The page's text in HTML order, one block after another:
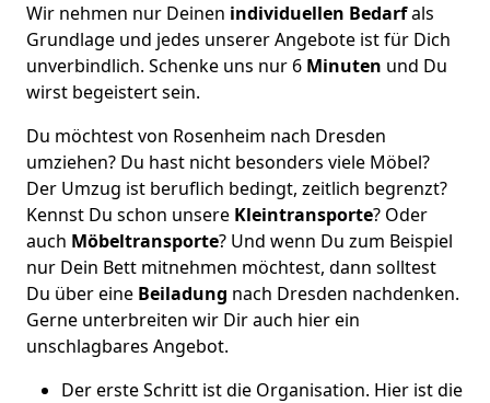
Wir nehmen nur Deinen individuellen Bedarfals
Grundlage und jedes unserer Angebote ist für Dich
unverbindlich. Schenke uns nur 6 Minuten und Du
wirst begeistert sein.
Du möchtest von Rosenheim nach Dresden
umziehen? Du hast nicht besonders viele Möbel?
Der Umzug ist beruflich bedingt, zeitlich begrenzt?
Kennst Du schon unsere Kleintransporte? Oder
auch Möbeltransporte? Und wenn Du zum Beispiel
nur Dein Bett mitnehmen möchtest, dann solltest
Du über eine Beiladung nach Dresden nachdenken.
Gerne unterbreiten wir Dir auch hier ein
unschlagbares Angebot.
Der erste Schritt ist die Organisation. Hier ist die